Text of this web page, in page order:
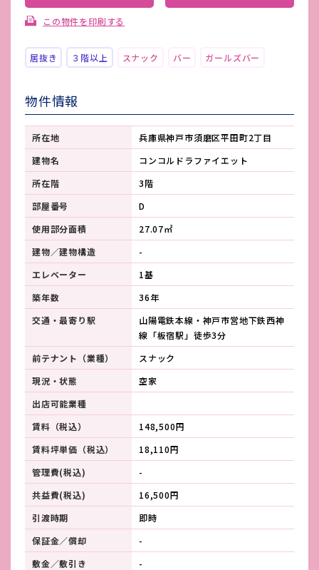
この物件を印刷する
居抜き ３階以上 スナック バー ガールズバー
物件情報
所在地
兵庫県神戸市須磨区平田町2丁目
建物名
コンコルドラファイエット
所在階
3階
部屋番号
D
使用部分面積
27.07㎡
建物／建物構造
-
エレベーター
1基
築年数
36年
交通・最寄り駅
山陽電鉄本線・神戸市営地下鉄西神
線「板宿駅」徒歩3分
前テナント（業種）
スナック
現況・状態
空家
出店可能業種
賃料（税込）
148,500円
賃料坪単価（税込）
18,110円
管理費(税込)
-
共益費(税込)
16,500円
引渡時期
即時
保証金／償却
-
敷金／敷引き
-